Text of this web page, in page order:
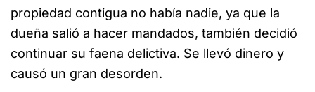
propiedad contigua no había nadie, ya que la
dueña salió a hacer mandados, también decidió
continuar su faena delictiva. Se llevó dinero y
causó un gran desorden.